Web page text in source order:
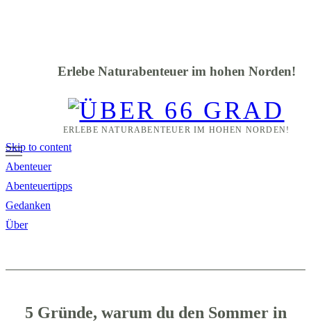
Erlebe Naturabenteuer im hohen Norden!
ERLEBE NATURABENTEUER IM HOHEN NORDEN!
Skip to content
Abenteuer
Abenteuertipps
Gedanken
Über
5 Gründe, warum du den Sommer in